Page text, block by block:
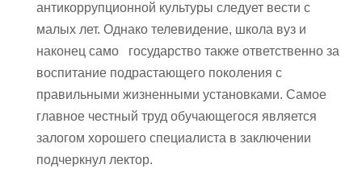
антикоррупционной культуры следует вести с
малых лет. Однако телевидение, школа вуз и
наконец само государство также ответственно за
воспитание подрастающего поколения с
правильными жизненными установками. Самое
главное честный труд обучающегося является
залогом хорошего специалиста в заключении
подчеркнул лектор.